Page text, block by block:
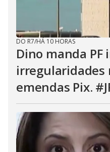
DO R7/HÁ 10 HORAS
Dino manda PF
irregularidades
emendas Pix.